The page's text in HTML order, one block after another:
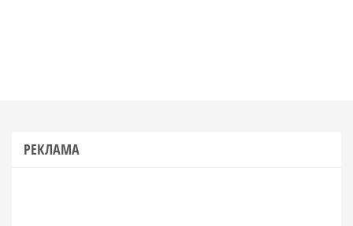
РЕКЛАМА